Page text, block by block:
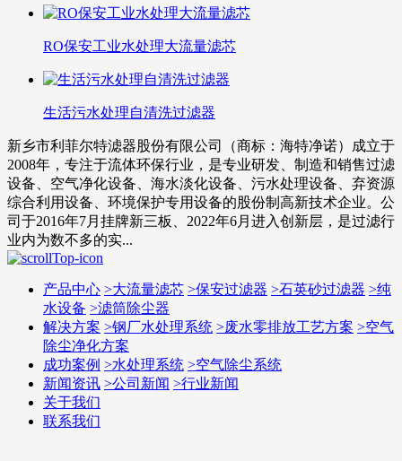
RO保安工业水处理大流量滤芯
生活污水处理自清洗过滤器
新乡市利菲尔特滤器股份有限公司（商标：海特净诺）成立于
2008年，专注于流体环保行业，是专业研发、制造和销售过滤
设备、空气净化设备、海水淡化设备、污水处理设备、弃资源
综合利用设备、环境保护专用设备的股份制高新技术企业。公
司于2016年7月挂牌新三板、2022年6月进入创新层，是过滤行
业内为数不多的实...
产品中心 >大流量滤芯 >保安过滤器 >石英砂过滤器 >纯
水设备 >滤筒除尘器
解决方案 >钢厂水处理系统 >废水零排放工艺方案 >空气
除尘净化方案
成功案例 >水处理系统 >空气除尘系统
新闻资讯 >公司新闻 >行业新闻
关于我们
联系我们